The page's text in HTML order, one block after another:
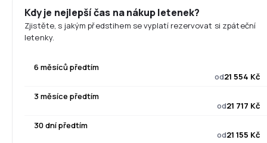
Kdy je nejlepší čas na nákup letenek?
Zjistěte, s jakým předstihem se vyplatí rezervovat si zpáteční
letenky.
6 měsíců předtím
od21 554 Kč
3 měsíce předtím
od21 717 Kč
30 dní předtím
od21 155 Kč